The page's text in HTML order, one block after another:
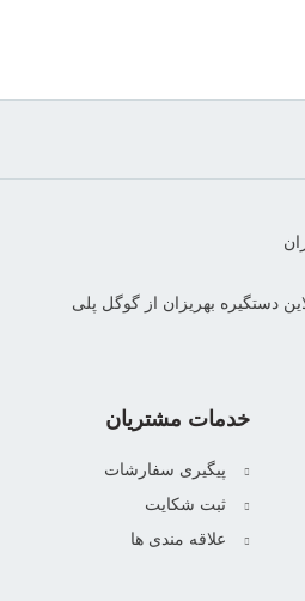
خدمات مشتریان
پیگیری سفارشات
ثبت شکایت
علاقه مندی ها